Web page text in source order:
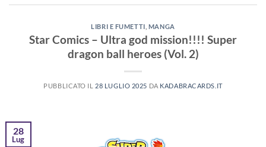
LIBRI E FUMETTI MANGA
Star Comics – Ultra god mission!!!! Super
dragon ball heroes (Vol. 2)
PUBBLICATO IL 28 LUGLIO 2025 DA KADABRACARDS.IT
28
Lug